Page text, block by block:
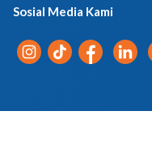
Sosial Media Kami